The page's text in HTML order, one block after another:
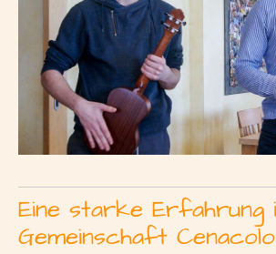
Eine starke Erfahrung
Gemeinschaft Cenacolo